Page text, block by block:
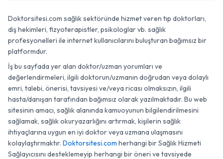
Doktorsitesi.com sağlık sektöründe hizmet veren tıp doktorları,
diş hekimleri, fizyoterapistler, psikologlar vb. sağlık
profesyonelleri ile internet kullanıcılarını buluşturan bağımsız bir
platformdur.
İş bu sayfada yer alan doktor/uzman yorumları ve
değerlendirmeleri, ilgili doktorun/uzmanın doğrudan veya dolaylı
emri, talebi, önerisi, tavsiyesi ve/veya ricası olmaksızın, ilgili
hasta/danışan tarafından bağımsız olarak yazılmaktadır. Bu web
sitesinin amacı, sağlık alanında kamuoyunun bilgilendirilmesini
sağlamak, sağlık okuryazarlığını artırmak, kişilerin sağlık
ihtiyaçlarına uygun en iyi doktor veya uzmana ulaşmasını
kolaylaştırmaktır. Doktorsitesi.com herhangi bir Sağlık Hizmeti
Sağlayıcısını desteklemeyip herhangi bir öneri ve tavsiyede